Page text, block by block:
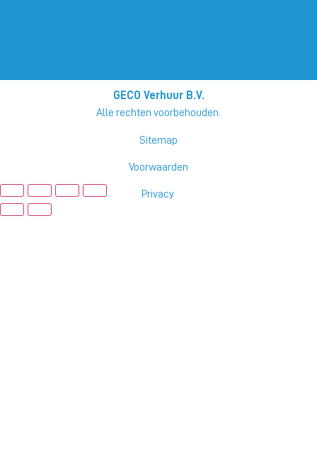
GECO Verhuur B.V.
Alle rechten voorbehouden.
Sitemap
Voorwaarden
Privacy